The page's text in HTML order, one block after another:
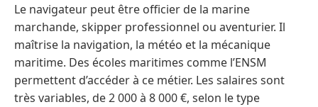
Le navigateur peut être officier de la marine
marchande, skipper professionnel ou aventurier. Il
maîtrise la navigation, la météo et la mécanique
maritime. Des écoles maritimes comme l’ENSM
permettent d’accéder à ce métier. Les salaires sont
très variables, de 2 000 à 8 000 €, selon le type